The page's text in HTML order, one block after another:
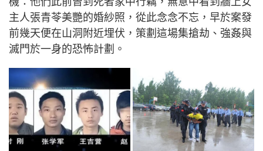
主人張青苓美艷的婚紗照，從此念念不忘，早於案發
前幾天便在山洞附近埋伏，策劃這場集搶劫、強姦與
滅門於一身的恐怖計劃。